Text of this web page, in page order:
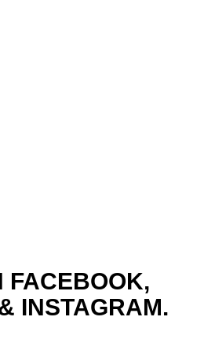
FACEBOOK,
INSTAGRAM.